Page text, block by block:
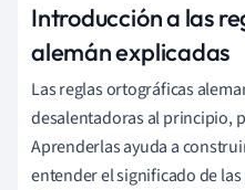
Introducción a las
alemán explicadas
Las reglas ortográficas
desalentadoras al principio,
Aprenderlas ayuda a
entender el significado de